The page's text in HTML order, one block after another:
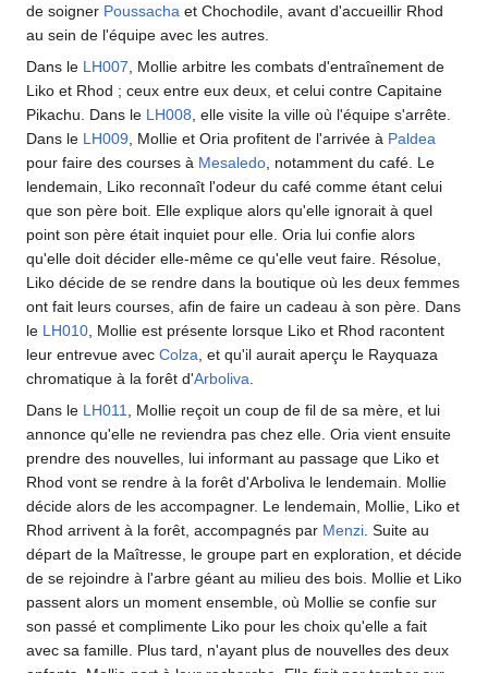
de soigner Poussacha et Chochodile, avant d'accueillir Rhod
au sein de l'équipe avec les autres.
Dans le LH007, Mollie arbitre les combats d'entraînement de
Liko et Rhod ; ceux entre eux deux, et celui contre Capitaine
Pikachu. Dans le LH008, elle visite la ville où l'équipe s'arrête.
Dans le LH009, Mollie et Oria profitent de l'arrivée à Paldea
pour faire des courses à Mesaledo, notamment du café. Le
lendemain, Liko reconnaît l'odeur du café comme étant celui
que son père boit. Elle explique alors qu'elle ignorait à quel
point son père était inquiet pour elle. Oria lui confie alors
qu'elle doit décider elle-même ce qu'elle veut faire. Résolue,
Liko décide de se rendre dans la boutique où les deux femmes
ont fait leurs courses, afin de faire un cadeau à son père. Dans
le LH010, Mollie est présente lorsque Liko et Rhod racontent
leur entrevue avec Colza, et qu'il aurait aperçu le Rayquaza
chromatique à la forêt d'Arboliva.
Dans le LH011, Mollie reçoit un coup de fil de sa mère, et lui
annonce qu'elle ne reviendra pas chez elle. Oria vient ensuite
prendre des nouvelles, lui informant au passage que Liko et
Rhod vont se rendre à la forêt d'Arboliva le lendemain. Mollie
décide alors de les accompagner. Le lendemain, Mollie, Liko et
Rhod arrivent à la forêt, accompagnés par Menzi. Suite au
départ de la Maîtresse, le groupe part en exploration, et décide
de se rejoindre à l'arbre géant au milieu des bois. Mollie et Liko
passent alors un moment ensemble, où Mollie se confie sur
son passé et complimente Liko pour les choix qu'elle a fait
avec sa famille. Plus tard, n'ayant plus de nouvelles des deux